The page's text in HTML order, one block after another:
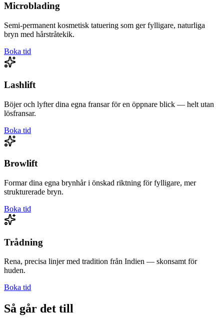
Microblading
Semi-permanent kosmetisk tatuering som ger fylligare, naturliga
bryn med hårstråtekik.
Boka tid
Lashlift
Böjer och lyfter dina egna fransar för en öppnare blick — helt utan
lösfransar.
Boka tid
Browlift
Formar dina egna brynhår i önskad riktning för fylligare, mer
strukturerade bryn.
Boka tid
Trådning
Rena, precisa linjer med tradition från Indien — skonsamt för
huden.
Boka tid
Så går det till